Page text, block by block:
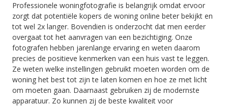
Professionele woningfotografie is belangrijk omdat ervoor
zorgt dat potentiële kopers de woning online beter bekijkt en
tot wel 2x langer. Bovendien is onderzocht dat men eerder
overgaat tot het aanvragen van een bezichtiging. Onze
fotografen hebben jarenlange ervaring en weten daarom
precies de positieve kenmerken van een huis vast te leggen.
Ze weten welke instellingen gebruikt moeten worden om de
woning het best tot zijn te laten komen en hoe ze met licht
om moeten gaan. Daarnaast gebruiken zij de modernste
apparatuur. Zo kunnen zij de beste kwaliteit voor